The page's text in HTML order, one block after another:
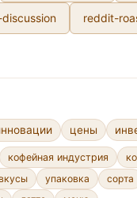
reddit-
цены
кофейная индустрия
вкусы упаковка сорта